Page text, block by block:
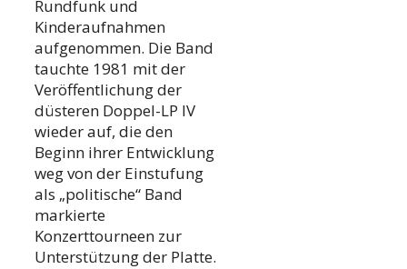
Rundfunk und
Kinderaufnahmen
aufgenommen. Die Band
tauchte 1981 mit der
Veröffentlichung der
düsteren Doppel-LP IV
wieder auf, die den
Beginn ihrer Entwicklung
weg von der Einstufung
als „politische“ Band
markierte
Konzerttourneen zur
Unterstützung der Platte.